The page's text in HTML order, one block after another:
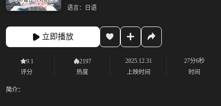
语言：
日语
立即播放
9.1
评分
2197
热度
2025.12.31
上映时间
27分6秒
时间
简介：